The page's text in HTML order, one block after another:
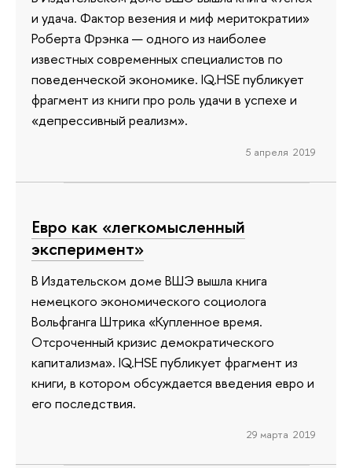
и удача. Фактор везения и миф меритократии»
Роберта Фрэнка — одного из наиболее
известных современных специалистов по
поведенческой экономике. IQ.HSE публикует
фрагмент из книги про роль удачи в успехе и
«депрессивный реализм».
5 апреля 2019
Евро как «легкомысленный
эксперимент»
В Издательском доме ВШЭ вышла книга
немецкого экономического социолога
Вольфганга Штрика «Купленное время.
Отсроченный кризис демократического
капитализма». IQ.HSE публикует фрагмент из
книги, в котором обсуждается введения евро и
его последствия.
29 марта 2019